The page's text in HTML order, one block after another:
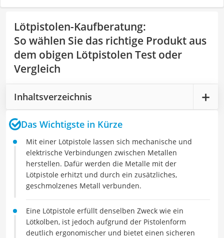
Lötpistolen-Kaufberatung:
So wählen Sie das richtige Produkt aus
dem obigen Lötpistolen Test oder
Vergleich
Inhaltsverzeichnis
Das Wichtigste in Kürze
Mit einer Lötpistole lassen sich mechanische und
elektrische Verbindungen zwischen Metallen
herstellen. Dafür werden die Metalle mit der
Lötpistole erhitzt und durch ein zusätzliches,
geschmolzenes Metall verbunden.
Eine Lötpistole erfüllt denselben Zweck wie ein
Lötkolben, ist jedoch aufgrund der Pistolenform
deutlich ergonomischer und bietet einen sicheren